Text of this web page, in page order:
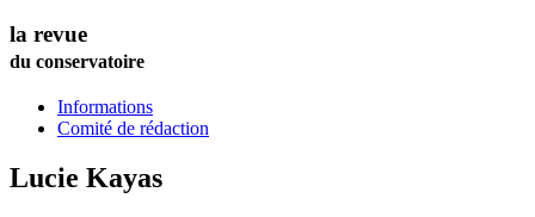
la revue
du conservatoire
Informations
Comité de rédaction
Lucie Kayas